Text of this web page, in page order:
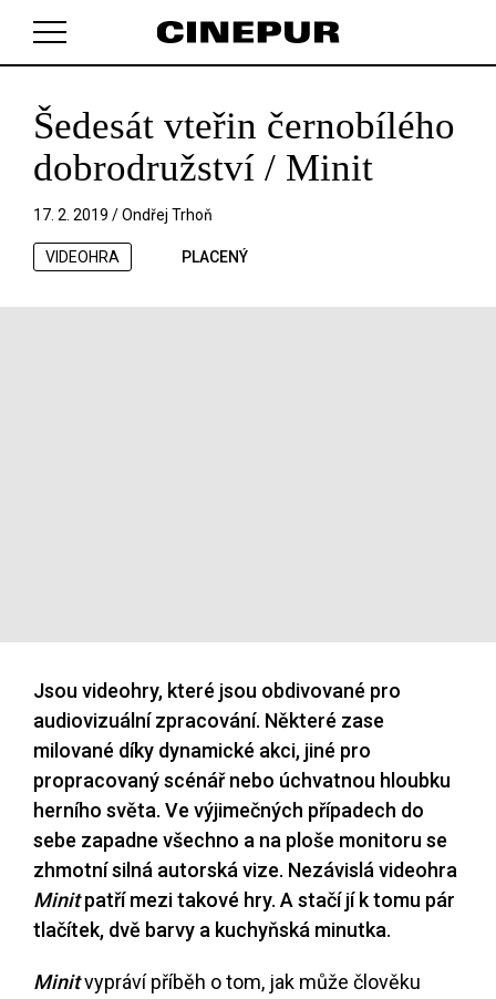
V košíku zatím nemáte žádné položky.
Šedesát vteřin černobílého
dobrodružství / Minit
17. 2. 2019 /Ondřej Trhoň
VIDEOHRA PLACENÝ
Jsou videohry, které jsou obdivované pro
audiovizuální zpracování. Některé zase
milované díky dynamické akci, jiné pro
propracovaný scénář nebo úchvatnou hloubku
herního světa. Ve výjimečných případech do
sebe zapadne všechno a na ploše monitoru se
zhmotní silná autorská vize. Nezávislá videohra
Minitpatří mezi takové hry. A stačí jí k tomu pár
tlačítek, dvě barvy a kuchyňská minutka.
Minitvypráví příběh o tom, jak může člověku